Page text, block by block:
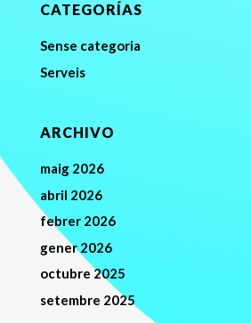
CATEGORÍAS
Sense categoria
Serveis
ARCHIVO
maig 2026
abril 2026
febrer 2026
gener 2026
octubre 2025
setembre 2025